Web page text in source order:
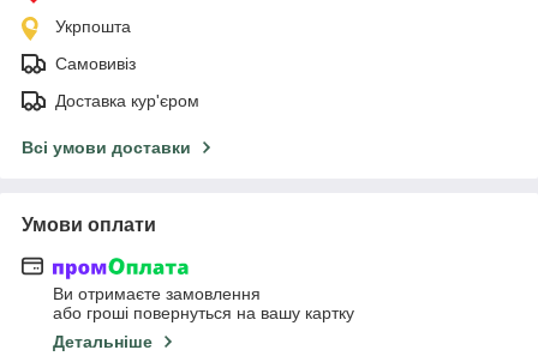
Укрпошта
Самовивіз
Доставка кур'єром
Всі умови доставки
Умови оплати
Ви отримаєте замовлення
або гроші повернуться на вашу картку
Детальніше